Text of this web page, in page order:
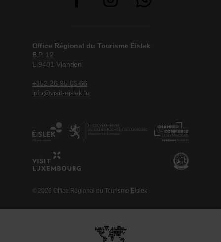
Office Régional du Tourisme Éislek
B.P. 12
L-9401 Vianden
+352 26 95 05 66
info@visit-eislek.lu
© 2026 Office Régional du Tourisme Éislek